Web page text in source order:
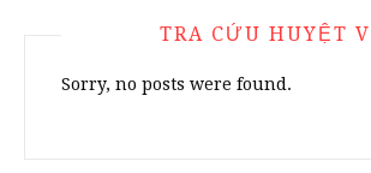
TRA CỨU HUYỆT
Sorry, no posts were found.